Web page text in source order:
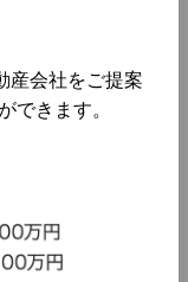
産会社をご提案
できます。